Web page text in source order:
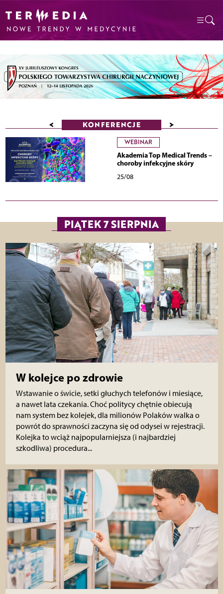
< KONFERENCJE >
WEBINAR
Akademia Top Medical Trends –
choroby infekcyjne skóry
25/08
PIĄTEK 7 SIERPNIA
W kolejce po zdrowie
Wstawanie o świcie, setki głuchych telefonów i miesiące,
a nawet lata czekania. Choć politycy chętnie obiecują
nam system bez kolejek, dla milionów Polaków walka o
powrót do sprawności zaczyna się od odysei w rejestracji.
Kolejka to wciąż najpopularniejsza (i najbardziej
szkodliwa) procedura...